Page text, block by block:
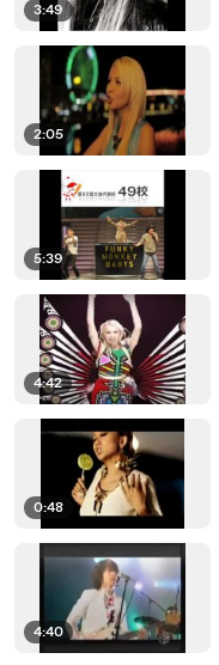
3:49
2:05
5:39
4:42
0:48
4:40